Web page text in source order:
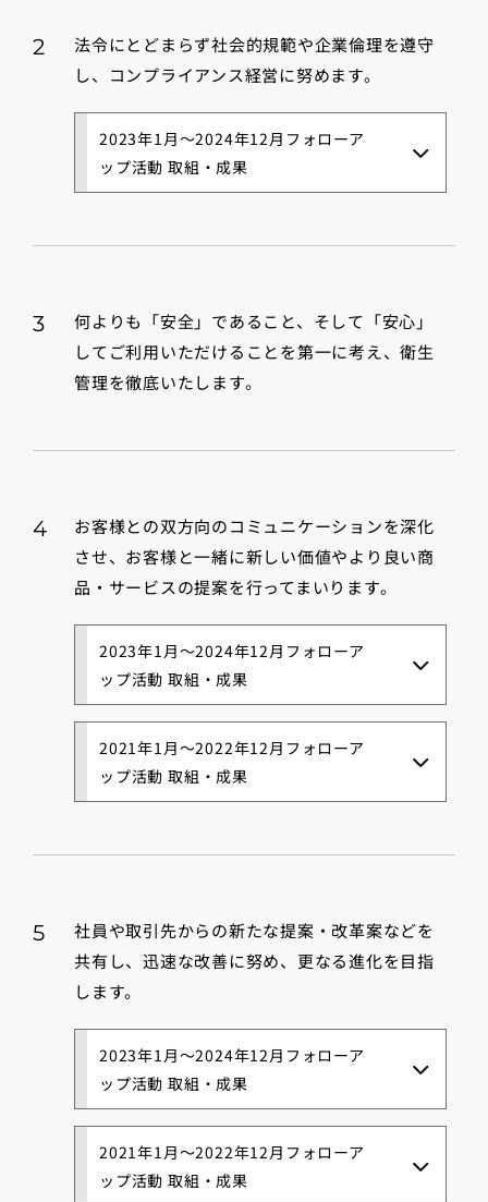
2
法令にとどまらず社会的規範や企業倫理を遵守
し、コンプライアンス経営に努めます。
2023年1月～2024年12月フォローア
ップ活動 取組・成果
3
何よりも「安全」であること、そして「安心」
してご利用いただけることを第一に考え、衛生
管理を徹底いたします。
4
お客様との双方向のコミュニケーションを深化
させ、お客様と一緒に新しい価値やより良い商
品・サービスの提案を行ってまいります。
2023年1月～2024年12月フォローア
ップ活動 取組・成果
2021年1月～2022年12月フォローア
ップ活動 取組・成果
5
社員や取引先からの新たな提案・改革案などを
共有し、迅速な改善に努め、更なる進化を目指
します。
2023年1月～2024年12月フォローア
ップ活動 取組・成果
2021年1月～2022年12月フォローア
ップ活動 取組・成果